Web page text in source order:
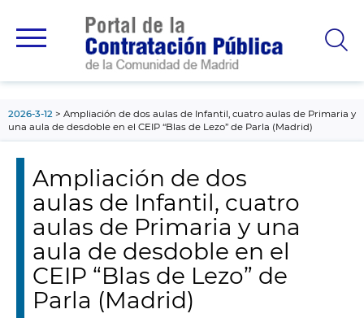
principal
2026-3-12
Ampliación de dos aulas de Infantil, cuatro aulas de Primaria y
una aula de desdoble en el CEIP “Blas de Lezo” de Parla (Madrid)
Ampliación de dos
aulas de Infantil, cuatro
aulas de Primaria y una
aula de desdoble en el
CEIP “Blas de Lezo” de
Parla (Madrid)